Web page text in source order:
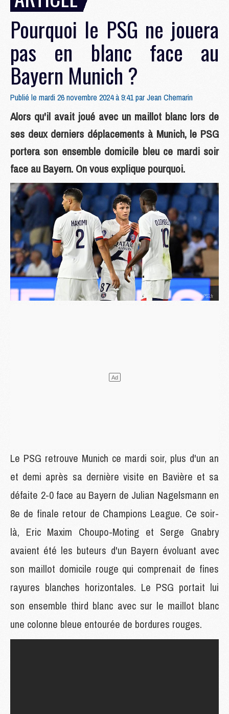
Pourquoi le PSG ne jouera
pas en blanc face au
Bayern Munich ?
Publié le mardi 26 novembre 2024 à 9:41 parJean Chemarin
Alors qu'il avait joué avec un maillot blanc lors de
ses deux derniers déplacements à Munich, le PSG
portera son ensemble domicile bleu ce mardi soir
face au Bayern. On vous explique pourquoi.
Le PSG retrouve Munich ce mardi soir, plus d'un an
et demi après sa dernière visite en Bavière et sa
défaite 2-0 face au Bayern de Julian Nagelsmann en
8e de finale retour de Champions League. Ce soir-
là, Eric Maxim Choupo-Moting et Serge Gnabry
avaient été les buteurs d'un Bayern évoluant avec
son maillot domicile rouge qui comprenait de fines
rayures blanches horizontales. Le PSG portait lui
son ensemble third blanc avec sur le maillot blanc
une colonne bleue entourée de bordures rouges.